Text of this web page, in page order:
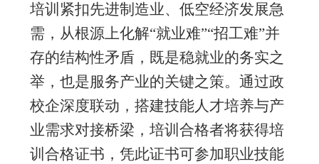
培训紧扣先进制造业、低空经济发展急
需，从根源上化解“就业难”“招工难”并
存的结构性矛盾，既是稳就业的务实之
举，也是服务产业的关键之策。 通过政
校企深度联动，搭建技能人才培养与产
业需求对接桥梁，培训合格者将获得培
训合格证书， 凭此证书可参加职业技能